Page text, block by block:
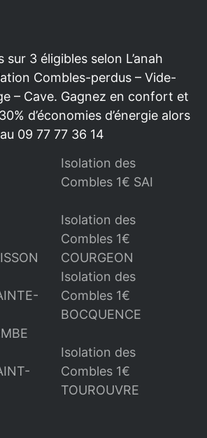
3 éligibles selon L’anah
Combles-perdus – Vide-
– Cave. Gagnez en confort et
d’économies d’énergie alors
09 77 77 36 14
Isolation des
Combles 1€ SAI
Isolation des
Combles 1€
COURGEON
Isolation des
Combles 1€
BOCQUENCE
Isolation des
Combles 1€
TOUROUVRE